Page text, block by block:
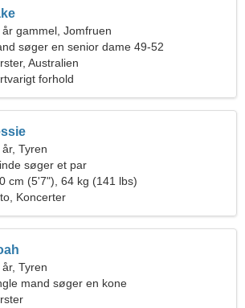
år gammel, Jomfruen
søger en senior dame 49-52
Australien
forhold
Tyren
søger et par
cm (5'7"), 64 kg (141 lbs)
Koncerter
Tyren
mand søger en kone